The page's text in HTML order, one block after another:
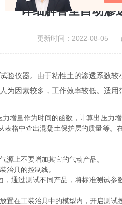
详细解答全自动渗
更新时间：2022-08-05
验仪器。由于粘性土的渗透系数
为因素较多，工作效率较低。适
量作为时间的函数，计算出压力
格中查出混凝土保护层的质量等
上不要增加其它的气动产品。
具的控制线。
过测试不同产品，将标准测试参
在工装治具中的模型内，开启测试按